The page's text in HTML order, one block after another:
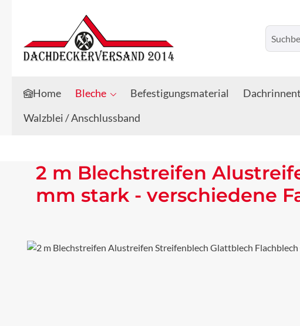
Zum Hauptinhalt springen
Zur Suche springen
Home Bleche Befestigungsmaterial
Walzblei / Anschlussband
2 m Blechstreifen
mm stark - verschiedene
Bildergalerie überspringen